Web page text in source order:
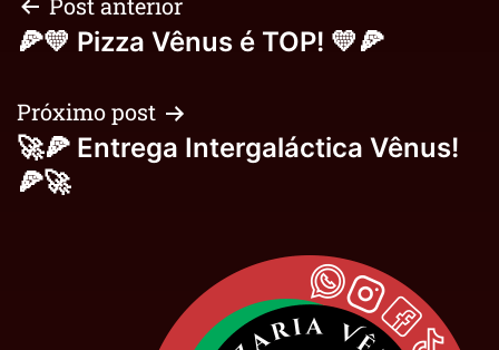
Post anterior
🍕💛 Pizza Vênus é TOP! 💛🍕
Próximo post
🚀🍕 Entrega Intergaláctica Vênus!
🍕🚀